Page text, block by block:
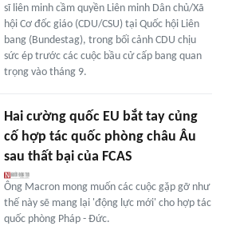
sĩ liên minh cầm quyền Liên minh Dân chủ/Xã
hội Cơ đốc giáo (CDU/CSU) tại Quốc hội Liên
bang (Bundestag), trong bối cảnh CDU chịu
sức ép trước các cuộc bầu cử cấp bang quan
trọng vào tháng 9.
Hai cường quốc EU bắt tay củng
cố hợp tác quốc phòng châu Âu
sau thất bại của FCAS
Ông Macron mong muốn các cuộc gặp gỡ như
thế này sẽ mang lại 'động lực mới' cho hợp tác
quốc phòng Pháp - Đức.